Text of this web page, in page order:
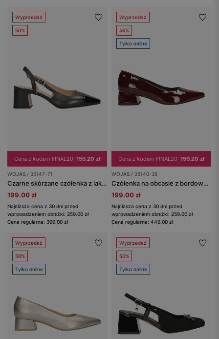
Wyprzedaż
50%
Cena z kodem FINAL20: 159.20 zł
WOJAS / 35147-71
Czarne skórzane czółenka z lakierowanym noskiem
199.00 zł
Najniższa cena z 30 dni przed
wprowadzeniem obniżki: 259.00 zł
Cena regularna: 399.00 zł
Wyprzedaż
56%
Tylko online
Cena z kodem FINAL20: 159.20 zł
WOJAS / 35140-35
Czółenka na obcasie z bordowej lakierowanej skóry
199.00 zł
Najniższa cena z 30 dni przed
wprowadzeniem obniżki: 259.00 zł
Cena regularna: 449.00 zł
Wyprzedaż
56%
Tylko online
Wyprzedaż
50%
Tylko online